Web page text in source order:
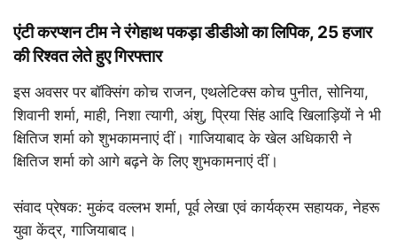
एंटी करप्शन टीम ने रंगेहाथ पकड़ा डीडीओ का लिपिक, 25 हजार
की रिश्वत लेते हुए गिरफ्तार
इस अवसर पर बॉक्सिंग कोच राजन, एथलेटिक्स कोच पुनीत, सोनिया,
शिवानी शर्मा, माही, निशा त्यागी, अंशु, प्रिया सिंह आदि खिलाड़ियों ने भी
क्षितिज शर्मा को शुभकामनाएं दीं। गाजियाबाद के खेल अधिकारी ने
क्षितिज शर्मा को आगे बढ़ने के लिए शुभकामनाएं दीं।
संवाद प्रेषक: मुकंद वल्लभ शर्मा, पूर्व लेखा एवं कार्यक्रम सहायक, नेहरू
युवा केंद्र, गाजियाबाद।